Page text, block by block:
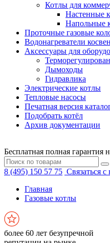
Котлы для
Настенные
Напольные
Проточные газовые
Водонагреватели
Аксессуары для
Дымоходы
Гидравлика
Электрические котлы
Тепловые насосы
Печатная версия
Подобрать котёл
Архив документации
Бесплатная полная гарантия
8 (495) 150 57 75 Связаться с
Главная
Газовые котлы
более 60 лет безупречной